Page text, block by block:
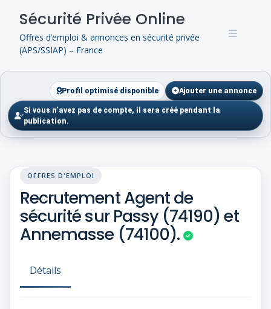
content
Sécurité Privée Online
Offres d’emploi & annonces en sécurité privée
(APS/SSIAP) – France
Profil optimisé disponible Ajouter une annonce
Si vous n’avez pas de compte, il sera créé pendant la
publication.
OFFRES D'EMPLOI
Recrutement Agent de
sécurité sur Passy (74190) et
Annemasse (74100).
Détails